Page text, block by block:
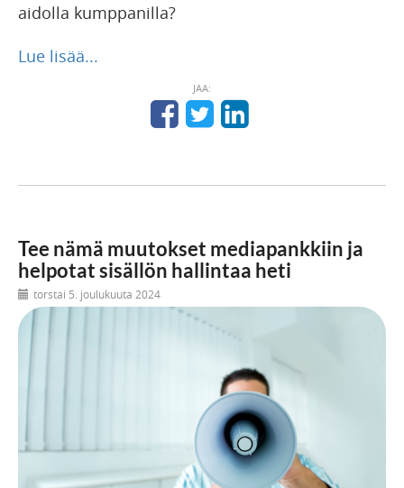
aidolla kumppanilla?
Lue lisää...
JAA:
Tee nämä muutokset mediapankkiin ja
helpotat sisällön hallintaa heti
torstai 5. joulukuuta 2024